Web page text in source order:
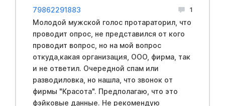
79862291883 1
Молодой мужской голос протараторил, что
проводит опрос, не представился от кого
проводит вопрос, но на мой вопрос
откуда,какая организация, ООО, фирма, так
и не ответил. Очередной спам или
разводиловка, но нашла, что звонок от
фирмы "Красота". Предполагаю, что это
фэйковые данные. Не рекомендую